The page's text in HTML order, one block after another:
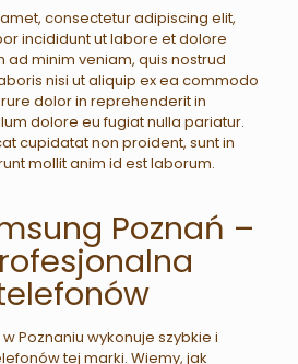
consectetur adipiscing elit,
incididunt ut labore et dolore
ad minim veniam, quis nostrud
nisi ut aliquip ex ea commodo
dolor in reprehenderit in
dolore eu fugiat nulla pariatur.
cupidatat non proident, sunt in
mollit anim id est laborum.
Poznań –
Poznaniu wykonuje szybkie i
tej marki. Wiemy, jak